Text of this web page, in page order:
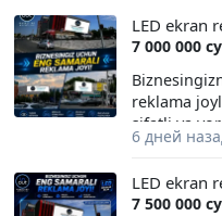
в
языке!
LED ekran
7 000 000
reklama
sifatli va
xizmat
uchun
6 дней
LED ekran
7 500 000